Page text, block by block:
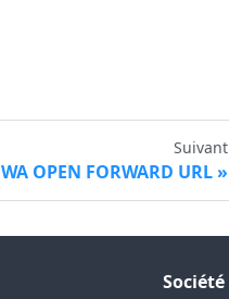
Suivant
WA OPEN FORWARD URL
Société